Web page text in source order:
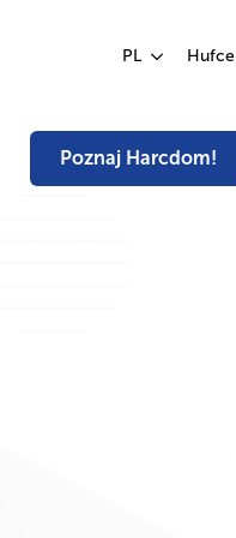
PL Hufce
Poznaj Harcdom!